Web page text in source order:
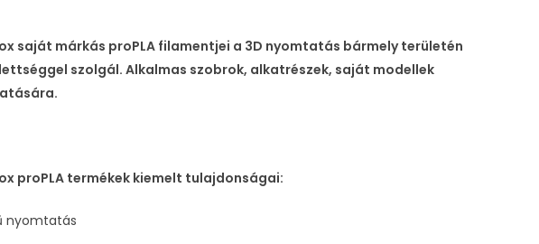
saját márkás proPLA filamentjei a 3D nyomtatás bármely területén
szolgál. Alkalmas szobrok, alkatrészek, saját modellek
proPLA termékek kiemelt tulajdonságai:
nyomtatás